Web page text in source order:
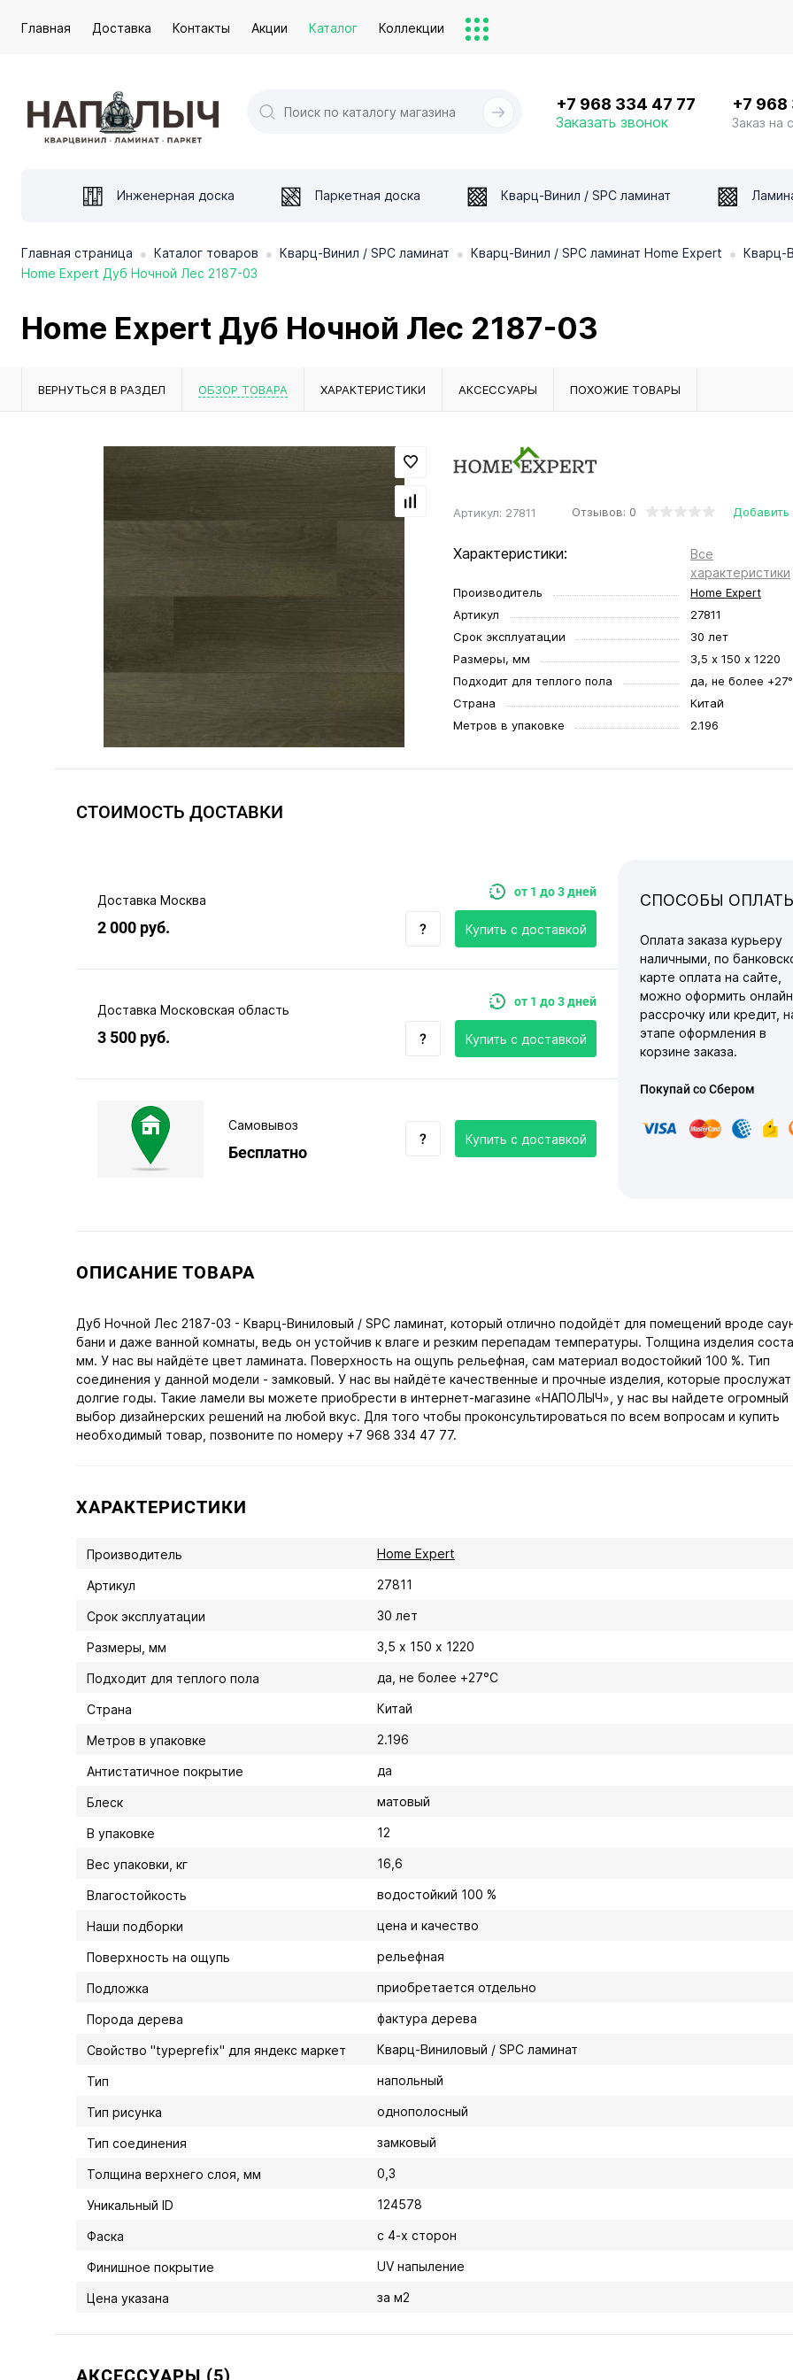
Главная Доставка Контакты Акции Каталог Коллекции
+7 968 334 47 77
Заказать звонок
+7 968
Заказ на
Инженерная доска Паркетная доска Кварц-Винил / SPC ламинат
Главная страница • Каталог товаров • Кварц-Винил / SPC ламинат • Кварц-Винил / SPC ламинат Home Expert • Кварц-
Home Expert Дуб Ночной Лес 2187-03
Home Expert Дуб Ночной Лес 2187-03
ВЕРНУТЬСЯ В РАЗДЕЛ ОБЗОР ТОВАРА ХАРАКТЕРИСТИКИ АКСЕССУАРЫ ПОХОЖИЕ ТОВАРЫ
Отзывов: 0 Добавить
Артикул: 27811
Характеристики:
Все
характеристики
Производитель
Home Expert
Артикул
27811
Срок эксплуатации
30 лет
Размеры, мм
3,5 х 150 х 1220
Подходит для теплого пола
да, не более
Страна
Китай
Метров в упаковке
2.196
СТОИМОСТЬ ДОСТАВКИ
Доставка Москва
2 000 руб.
от 1 до 3 дней
Купить c доставкой
Доставка Московская область
3 500 руб.
от 1 до 3 дней
Купить c доставкой
Самовывоз
Бесплатно
Купить c доставкой
СПОСОБЫ
Оплата заказа курьеру
наличными, по
карте оплата на сайте,
можно оформить онлайн
рассрочку или кредит,
этапе оформления в
корзине заказа.
Покупай со Сбером
ОПИСАНИЕ ТОВАРА
Дуб Ночной Лес 2187-03 - Кварц-Виниловый / SPC ламинат, который отлично подойдёт для помещений вроде
бани и даже ванной комнаты, ведь он устойчив к влаге и резким перепадам температуры. Толщина изделия
мм. У нас вы найдёте цвет ламината. Поверхность на ощупь рельефная, сам материал водостойкий 100 %. Тип
соединения у данной модели - замковый. У нас вы найдёте качественные и прочные изделия, которые прослужат
долгие годы. Такие ламели вы можете приобрести в интернет-магазине «НАПОЛЫЧ», у нас вы найдете огромный
выбор дизайнерских решений на любой вкус. Для того чтобы проконсультироваться по всем вопросам и купить
необходимый товар, позвоните по номеру +7 968 334 47 77.
ХАРАКТЕРИСТИКИ
Производитель Home Expert
Артикул 27811
Срок эксплуатации 30 лет
Размеры, мм 3,5 х 150 х 1220
Подходит для теплого пола да, не более +27°C
Страна Китай
Метров в упаковке 2.196
Антистатичное покрытие да
Блеск матовый
В упаковке 12
Вес упаковки, кг 16,6
Влагостойкость водостойкий 100 %
Наши подборки цена и качество
Поверхность на ощупь рельефная
Подложка приобретается отдельно
Порода дерева фактура дерева
Свойство "typeprefix" для яндекс маркет Кварц-Виниловый / SPC ламинат
Тип напольный
Тип рисунка однополосный
Тип соединения замковый
Толщина верхнего слоя, мм 0,3
Уникальный ID 124578
Фаска с 4-х сторон
Финишное покрытие UV напыление
Цена указана за м2
АКСЕССУАРЫ (5)